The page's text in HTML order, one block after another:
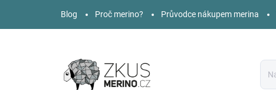
obsah
Blog Proč merino? Průvodce nákupem merina